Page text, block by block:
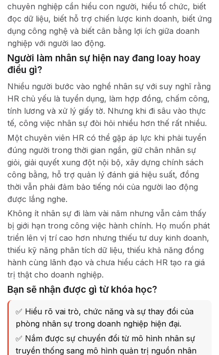
chuyên nghiệp cần hiểu con người, hiểu tổ chức, biết
đọc dữ liệu, biết hỗ trợ chiến lược kinh doanh, biết ứng
dụng công nghệ và biết cân bằng lợi ích giữa doanh
nghiệp với người lao động.
Người làm nhân sự hiện nay đang loay hoay
điều gì?
Nhiều người bước vào nghề nhân sự với suy nghĩ rằng
HR chủ yếu là tuyển dụng, làm hợp đồng, chấm công,
tính lương và xử lý giấy tờ. Nhưng khi đi sâu vào thực
tế, công việc nhân sự đòi hỏi nhiều hơn thế rất nhiều.
Một chuyên viên HR có thể gặp áp lực khi phải tuyển
đúng người trong thời gian ngắn, giữ chân nhân sự
giỏi, giải quyết xung đột nội bộ, xây dựng chính sách
công bằng, hỗ trợ quản lý đánh giá hiệu suất, đồng
thời vẫn phải đảm bảo tiếng nói của người lao động
được lắng nghe.
Không ít nhân sự đi làm vài năm nhưng vẫn cảm thấy
bị giới hạn trong công việc hành chính. Họ muốn phát
triển lên vị trí cao hơn nhưng thiếu tư duy kinh doanh,
thiếu kỹ năng phân tích dữ liệu, thiếu khả năng đồng
hành cùng lãnh đạo và chưa hiểu cách HR tạo ra giá
trị thật cho doanh nghiệp.
Bạn sẽ nhận được gì từ khóa học?
✅ Hiểu rõ vai trò, chức năng và sự thay đổi của
phòng nhân sự trong doanh nghiệp hiện đại.
✅ Nắm được sự chuyển đổi từ mô hình nhân sự
truyền thống sang mô hình quản trị nguồn nhân